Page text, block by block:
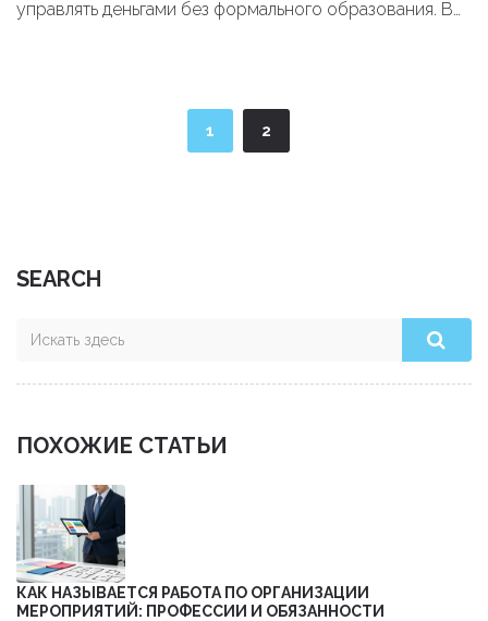
управлять деньгами без формального образования. В
курсов до практического применения знаний. Также
предложены советы по составлению бюджета и
1 2
SEARCH
ПОХОЖИЕ СТАТЬИ
КАК НАЗЫВАЕТСЯ РАБОТА ПО ОРГАНИЗАЦИИ
МЕРОПРИЯТИЙ: ПРОФЕССИИ И ОБЯЗАННОСТИ